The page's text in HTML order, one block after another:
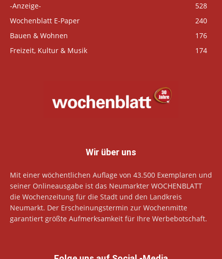
-Anzeige-
528
Wochenblatt E-Paper
240
Bauen & Wohnen
176
Freizeit, Kultur & Musik
174
Wir über uns
Mit einer wöchentlichen Auflage von 43.500 Exemplaren und
seiner Onlineausgabe ist das Neumarkter WOCHENBLATT
die Wochenzeitung für die Stadt und den Landkreis
Neumarkt. Der Erscheinungstermin zur Wochenmitte
garantiert größte Aufmerksamkeit für Ihre Werbebotschaft.